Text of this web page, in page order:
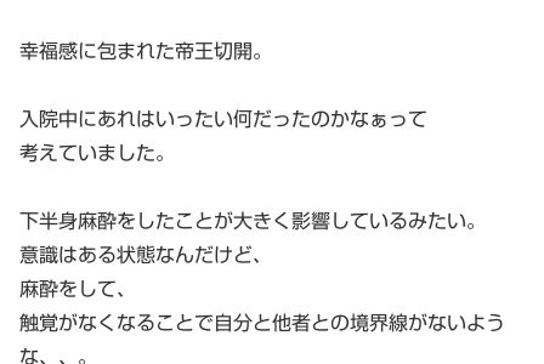
幸福感に包まれた帝王切開。
入院中にあれはいったい何だったのかなぁって
考えていました。
下半身麻酔をしたことが大きく影響しているみたい。
意識はある状態なんだけど、
麻酔をして、
触覚がなくなることで自分と他者との境界線がないよう
な、、。